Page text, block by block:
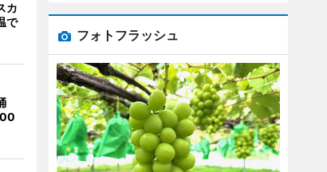
カ
で
フォトフラッシュ